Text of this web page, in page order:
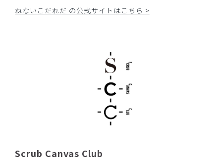
ねないこだれだ の公式サイトはこちら >
Scrub Canvas Club